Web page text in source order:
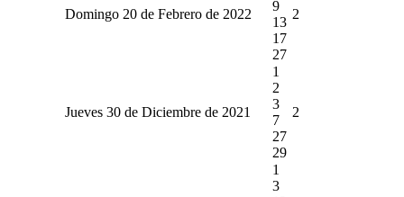
Domingo 20 de Febrero de 2022
9
13
17
27
2
Jueves 30 de Diciembre de 2021
1
2
3
7
27
29
2
1
3